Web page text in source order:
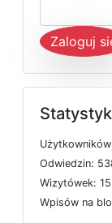
Zaloguj
Użytkowników
Odwiedzin:
Wizytówek:
Wpisów na blo